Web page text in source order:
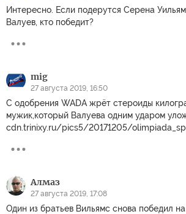
Интересно. Если подерутся Серена
Валуев, кто победит?
mig
27 августа 2019, 16:50
С одобрения WADA жрёт стероиды
мужик,который Валуева одним ударом
cdn.trinixy.ru/pics5/20171205/
Алмаз
27 августа 2019, 17:08
Один из братьев Вильямс снова победил